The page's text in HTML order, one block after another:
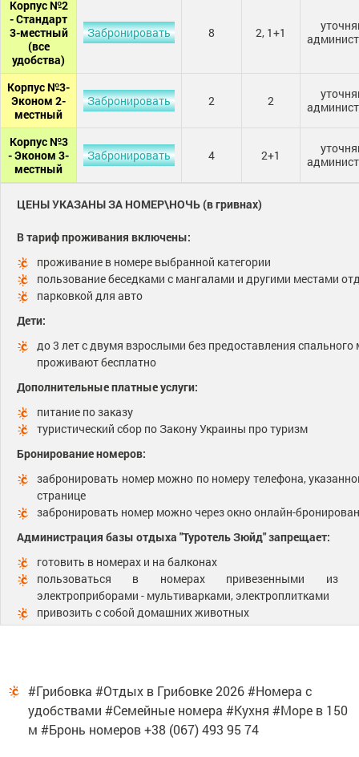
Корпус №2
- Стандарт
3-местный
(все
удобства)
Забронировать 8 2, 1+1
Корпус №3-
Эконом 2-
местный
Забронировать 2 2
Корпус №3
- Эконом 3-
местный
Забронировать 4 2+1
ЦЕНЫ УКАЗАНЫ ЗА НОМЕР\НОЧЬ (в гривнах)
В тариф проживания включены:
проживание в номере выбранной категории
пользование беседками с мангалами и другими местами
парковкой для авто
Дети:
до 3 лет с двумя взрослыми без предоставления спального
проживают бесплатно
Дополнительные платные услуги:
питание по заказу
туристический сбор по Закону Украины про туризм
Бронирование номеров:
забронировать номер можно по номеру телефона,
странице
забронировать номер можно через окно онлайн-
Администрация базы отдыха "Туротель Зюйд" запрещает:
готовить в номерах и на балконах
пользоваться в номерах привезенными из
электроприборами - мультиварками, электроплитками
привозить с собой домашних животных
#Грибовка #Отдых в Грибовке 2026 #Номера с
удобствами #Семейные номера #Кухня #Море в 150
м #Бронь номеров +38 (067) 493 95 74